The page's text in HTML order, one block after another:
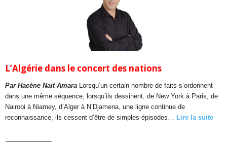
L’Algérie dans le concert des nations
Par Hacène Nait Amara
Lorsqu’un certain nombre de faits s’ordonnent
dans une même séquence, lorsqu’ils dessinent, de New York à Paris, de
Nairobi à Niamey, d’Alger à N’Djamena, une ligne continue de
reconnaissance, ils cessent d’être de simples épisodes…
Lire la suite